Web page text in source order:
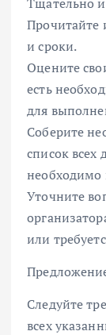
Прочитайте
и сроки.
Оцените
есть
для
Соберите
список всех
необходимо
Уточните
или
Следуйте
всех